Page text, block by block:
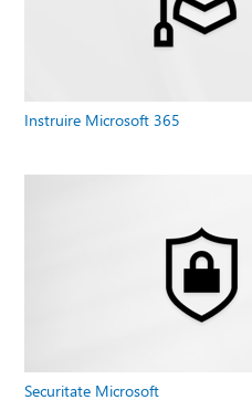
Instruire Microsoft 365
Securitate Microsoft